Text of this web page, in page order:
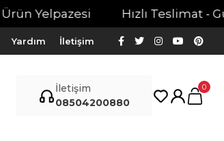
Yelpazesi Hızlı Teslimat -
Yardım İletişim
İletişim
08504200880
0